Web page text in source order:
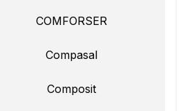
COMFORSER
Compasal
Composit